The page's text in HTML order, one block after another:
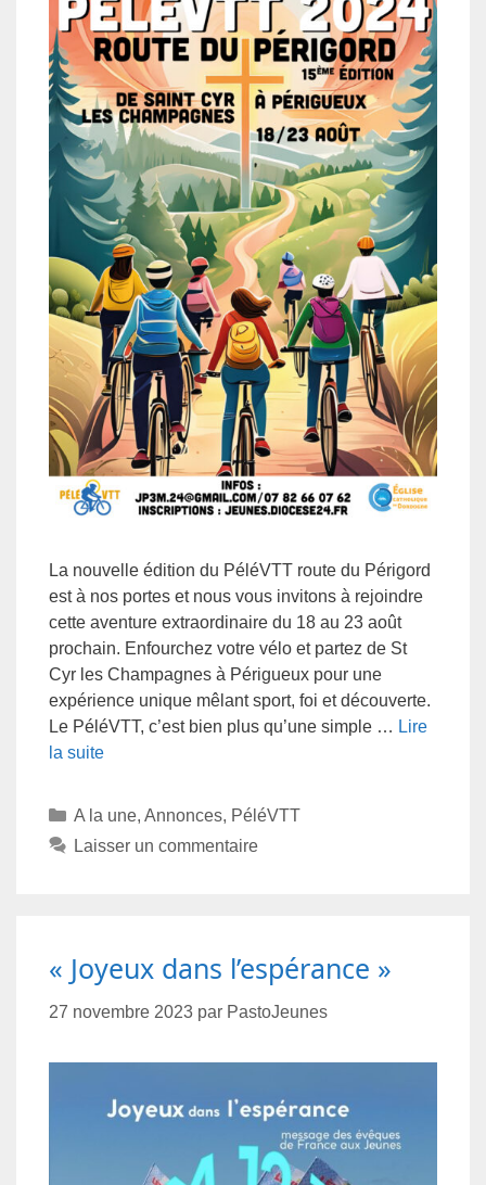
La nouvelle édition du PéléVTT route du Périgord
est à nos portes et nous vous invitons à rejoindre
cette aventure extraordinaire du 18 au 23 août
prochain. Enfourchez votre vélo et partez de St
Cyr les Champagnes à Périgueux pour une
expérience unique mêlant sport, foi et découverte.
Le PéléVTT, c’est bien plus qu’une simple … Lire
la suite
A la une, Annonces, PéléVTT
Laisser un commentaire
« Joyeux dans l’espérance »
27 novembre 2023 par PastoJeunes